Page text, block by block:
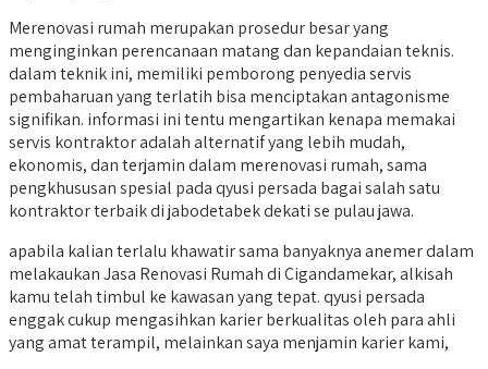
Merenovasi rumah merupakan prosedur besar yang
menginginkan perencanaan matang dan kepandaian teknis.
dalam teknik ini, memiliki pemborong penyedia servis
pembaharuan yang terlatih bisa menciptakan antagonisme
signifikan. informasi ini tentu mengartikan kenapa memakai
servis kontraktor adalah alternatif yang lebih mudah,
ekonomis, dan terjamin dalam merenovasi rumah, sama
pengkhususan spesial pada qyusi persada bagai salah satu
kontraktor terbaik di jabodetabek dekati se pulau jawa.
apabila kalian terlalu khawatir sama banyaknya anemer dalam
melakaukan Jasa Renovasi Rumah di Cigandamekar, alkisah
kamu telah timbul ke kawasan yang tepat. qyusi persada
enggak cukup mengasihkan karier berkualitas oleh para ahli
yang amat terampil, melainkan saya menjamin karier kami,